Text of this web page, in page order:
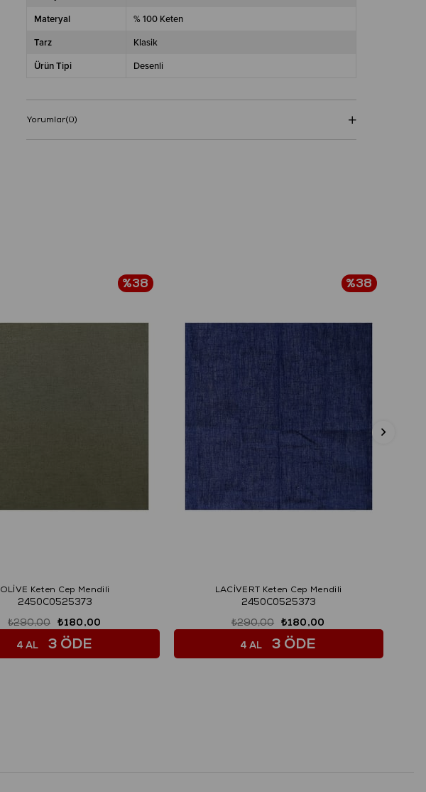
Materyal % 100 Keten
Tarz Klasik
Ürün Tipi Desenli
Yorumlar(0)
OLİVE Keten Cep Mendili
2450C0525373
₺180,00
₺290,00
%38
4 AL 3 ÖDE
LACİVERT Keten Cep Mendili
2450C0525373
₺180,00
₺290,00
%38
4 AL 3 ÖDE